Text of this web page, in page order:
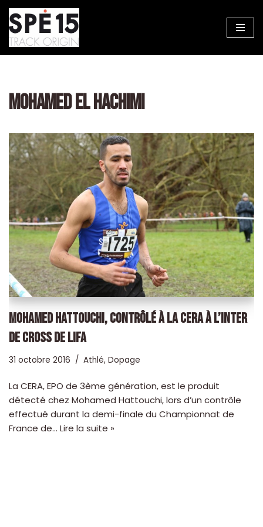
Aller
au
MOHAMED EL HACHIMI
MOHAMED HATTOUCHI, CONTRÔLÉ À LA CERA À L’INTER
DE CROSS DE LIFA
31 octobre 2016 Athlé, Dopage
La CERA, EPO de 3ème génération, est le produit
détecté chez Mohamed Hattouchi, lors d’un contrôle
effectué durant la demi-finale du Championnat de
France de… Lire la suite »